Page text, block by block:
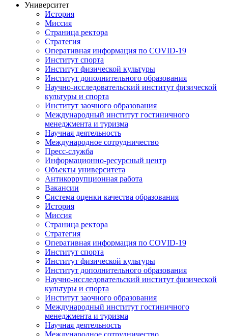
Университет
История
Миссия
Страница ректора
Стратегия
Оперативная информация по COVID-19
Институт спорта
Институт физической культуры
Институт дополнительного образования
Научно-исследовательский институт физической
культуры и спорта
Институт заочного образования
Международный институт гостиничного
менеджмента и туризма
Научная деятельность
Международное сотрудничество
Пресс-служба
Информационно-ресурсный центр
Объекты университета
Антикоррупционная работа
Вакансии
Система оценки качества образования
История
Миссия
Страница ректора
Стратегия
Оперативная информация по COVID-19
Институт спорта
Институт физической культуры
Институт дополнительного образования
Научно-исследовательский институт физической
культуры и спорта
Институт заочного образования
Международный институт гостиничного
менеджмента и туризма
Научная деятельность